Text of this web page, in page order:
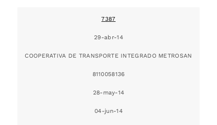
7387
29-abr-14
COOPERATIVA DE TRANSPORTE INTEGRADO METROSAN
8110058136
28-may-14
04-jun-14